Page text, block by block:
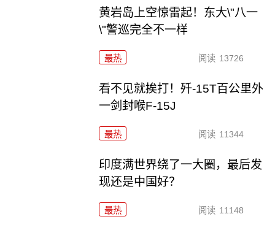
黄岩岛上空惊雷起！东大\"八一
\"警巡完全不一样
最热 阅读 13726
看不见就挨打！歼-15T百公里外
一剑封喉F-15J
最热 阅读 11344
印度满世界绕了一大圈，最后发
现还是中国好？
最热 阅读 11148